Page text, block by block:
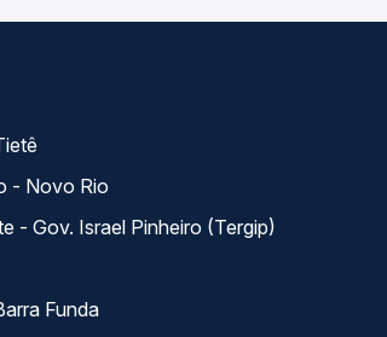
- Novo Rio
- Gov. Israel Pinheiro (Tergip)
Funda